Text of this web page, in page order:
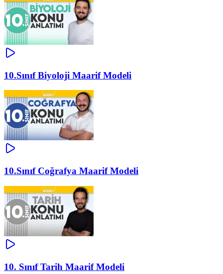
10.Sınıf Biyoloji Maarif Modeli
10.Sınıf Coğrafya Maarif Modeli
10. Sınıf Tarih Maarif Modeli